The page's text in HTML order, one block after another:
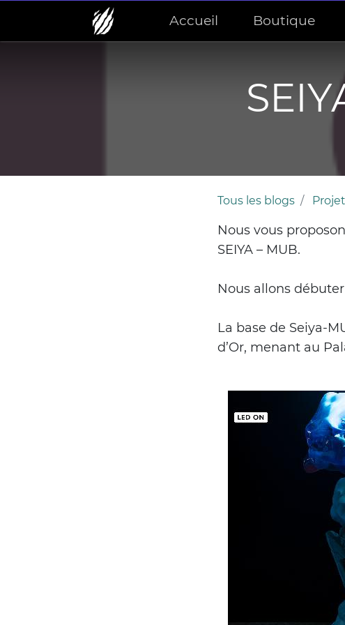
Accueil Boutique
Tous les blogs
Nous vous
SEIYA – MUB.
Nous allons débuter
La base de Seiya-
d’Or, menant au